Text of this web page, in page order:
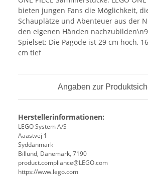
bieten jungen Fans die Möglichkeit,
Schauplätze und Abenteuer aus der
den eigenen Händen
Spielset: Die Pagode ist 29 cm hoch,
cm tief
Angaben zur
Herstellerinformationen:
LEGO System A/S
Aaastvej 1
Syddanmark
Billund, Dänemark, 7190
product.compliance@LEGO.com
https://www.lego.com